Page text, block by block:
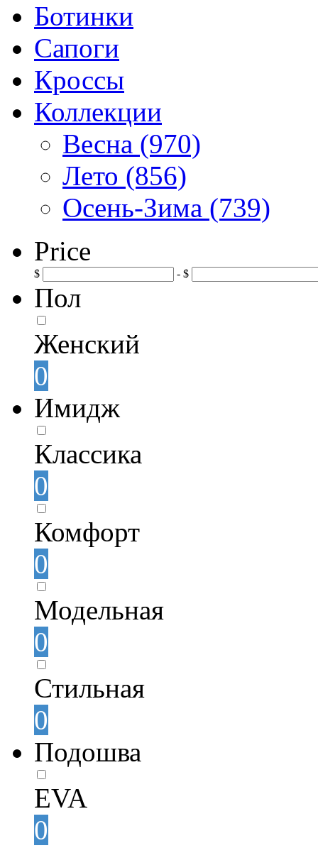
Ботинки
Сапоги
Кроссы
Коллекции
Весна (970)
Лето (856)
Осень-Зима (739)
Price
$ - $
Пол
Женский
0
Имидж
Классика
0
Комфорт
0
Модельная
0
Стильная
0
Подошва
EVA
0